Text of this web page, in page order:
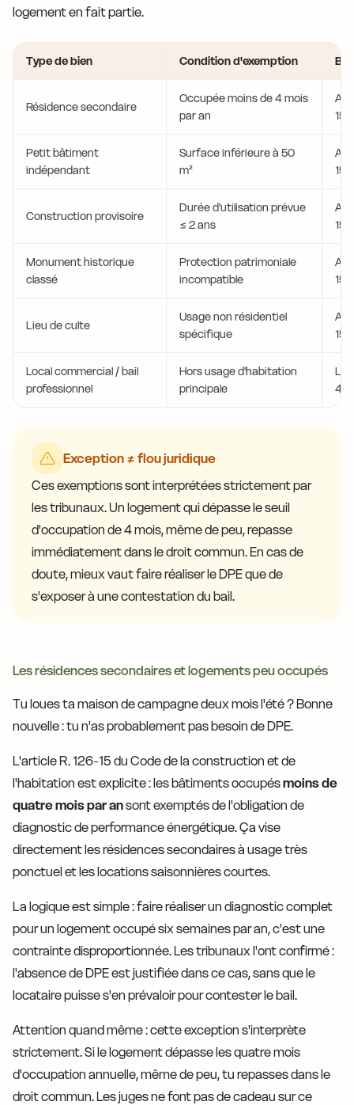
logement en fait partie.
Type de bien Condition d'exemption
Résidence secondaire
Occupée moins de 4 mois
par an
15
Petit bâtiment
indépendant
Surface inférieure à 50
m²
15
Construction provisoire
Durée d'utilisation prévue
≤ 2 ans
15
Monument historique
classé
Protection patrimoniale
incompatible
15
Lieu de culte
Usage non résidentiel
spécifique
15
Local commercial / bail
professionnel
Hors usage d'habitation
principale
Loi
Exception ≠ flou juridique
Ces exemptions sont interprétées strictement par
les tribunaux. Un logement qui dépasse le seuil
d'occupation de 4 mois, même de peu, repasse
immédiatement dans le droit commun. En cas de
doute, mieux vaut faire réaliser le DPE que de
s'exposer à une contestation du bail.
Les résidences secondaires et logements peu occupés
Tu loues ta maison de campagne deux mois l'été ? Bonne
nouvelle : tu n'as probablement pas besoin de DPE.
L'article R. 126-15 du Code de la construction et de
l'habitation est explicite : les bâtiments occupésmoins de
quatre mois par ansont exemptés de l'obligation de
diagnostic de performance énergétique. Ça vise
directement les résidences secondaires à usage très
ponctuel et les locations saisonnières courtes.
La logique est simple : faire réaliser un diagnostic complet
pour un logement occupé six semaines par an, c'est une
contrainte disproportionnée. Les tribunaux l'ont confirmé :
l'absence de DPE est justifiée dans ce cas, sans que le
locataire puisse s'en prévaloir pour contester le bail.
Attention quand même : cette exception s'interprète
strictement. Si le logement dépasse les quatre mois
d'occupation annuelle, même de peu, tu repasses dans le
droit commun. Les juges ne font pas de cadeau sur ce